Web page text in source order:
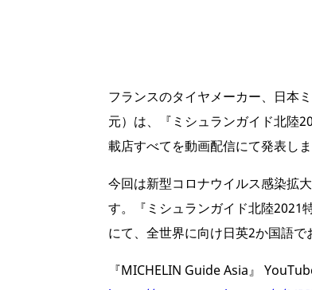
フランスのタイヤメーカー、日本
元）は、『ミシュランガイド北陸
載店すべてを動画配信にて発表しま
今回は新型コロナウイルス感染拡
す。『ミシュランガイド北陸2021
にて、全世界に向け日英2か国語で
『MICHELIN Guide Asia』